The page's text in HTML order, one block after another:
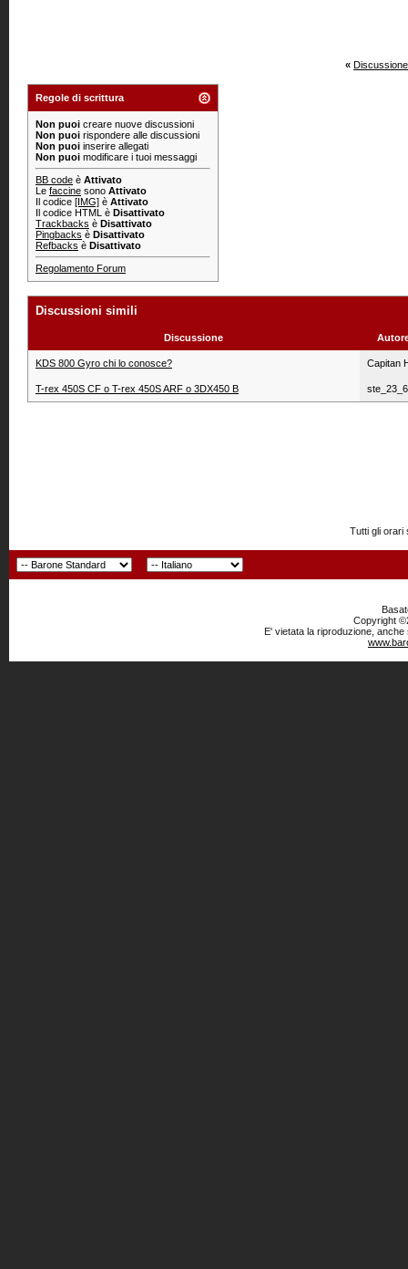
«
Regole di scrittura
Non puoi creare nuove discussioni
Non puoi rispondere alle discussioni
Non puoi inserire allegati
Non puoi modificare i tuoi messaggi
BB code è Attivato
Le faccine sono Attivato
Il codice [IMG] è Attivato
Il codice HTML è Disattivato
Trackbacks è Disattivato
Pingbacks è Disattivato
Refbacks è Disattivato
Regolamento Forum
Discussioni simili
Discussione
KDS 800 Gyro chi lo conosce? Capitan
T-rex 450S CF o T-rex 450S ARF o 3DX450 B
Tutti gli orari
Copyright
E' vietata la riproduzione,